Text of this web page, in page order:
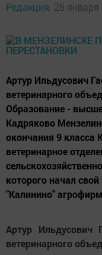
Редакция, 26 января
Артур Ильдусович
ветеринарного
Образование -
Кадряково
окончания 9 класса
ветеринарное
которого начал
"Калинино"
Артур Ильдусович
ветеринарного